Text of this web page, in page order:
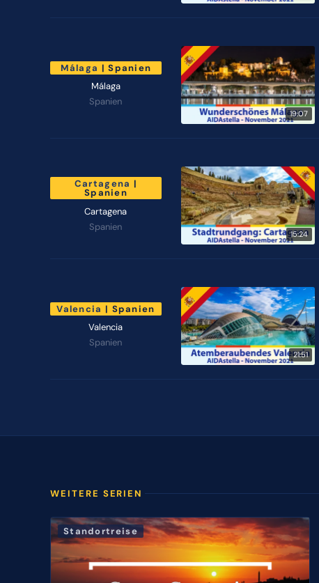
Málaga | Spanien
Málaga
Spanien
19:07
Cartagena |
Spanien
Cartagena
Spanien
15:24
Valencia | Spanien
Valencia
Spanien
21:51
WEITERE SERIEN
Standortreise